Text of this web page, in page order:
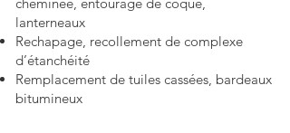
lanterneaux
Rechapage, recollement de complexe
d’étanchéité
Remplacement de tuiles cassées, bardeaux
bitumineux